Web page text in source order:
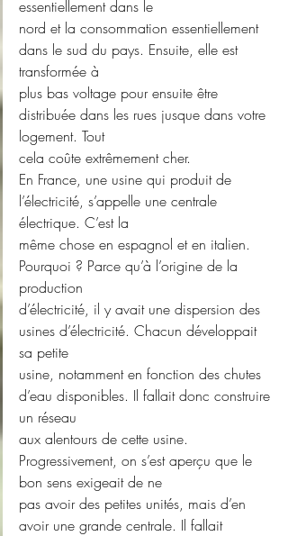
essentiellement dans le
nord et la consommation essentiellement
dans le sud du pays. Ensuite, elle est
transformée à
plus bas voltage pour ensuite être
distribuée dans les rues jusque dans votre
logement. Tout
cela coûte extrêmement cher.
En France, une usine qui produit de
l’électricité, s’appelle une centrale
électrique. C’est la
même chose en espagnol et en italien.
Pourquoi ? Parce qu’à l’origine de la
production
d’électricité, il y avait une dispersion des
usines d’électricité. Chacun développait
sa petite
usine, notamment en fonction des chutes
d’eau disponibles. Il fallait donc construire
un réseau
aux alentours de cette usine.
Progressivement, on s’est aperçu que le
bon sens exigeait de ne
pas avoir des petites unités, mais d’en
avoir une grande centrale. Il fallait